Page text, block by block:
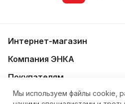
Интернет-магазин
Компания ЭНКА
Покупателям
Мы используем файлы cookie,